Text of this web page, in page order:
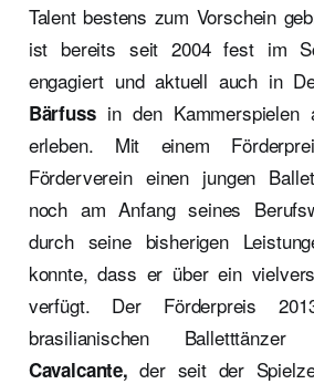
Talent bestens zum Vorschein
ist bereits seit 2004 fest im
engagiert und aktuell auch in
Bärfussin den Kammerspielen
erleben. Mit einem
Förderverein einen jungen
noch am Anfang seines
durch seine bisherigen
konnte, dass er über ein
verfügt. Der Förderpreis
brasilianischen Balletttänzer
Cavalcante, der seit der